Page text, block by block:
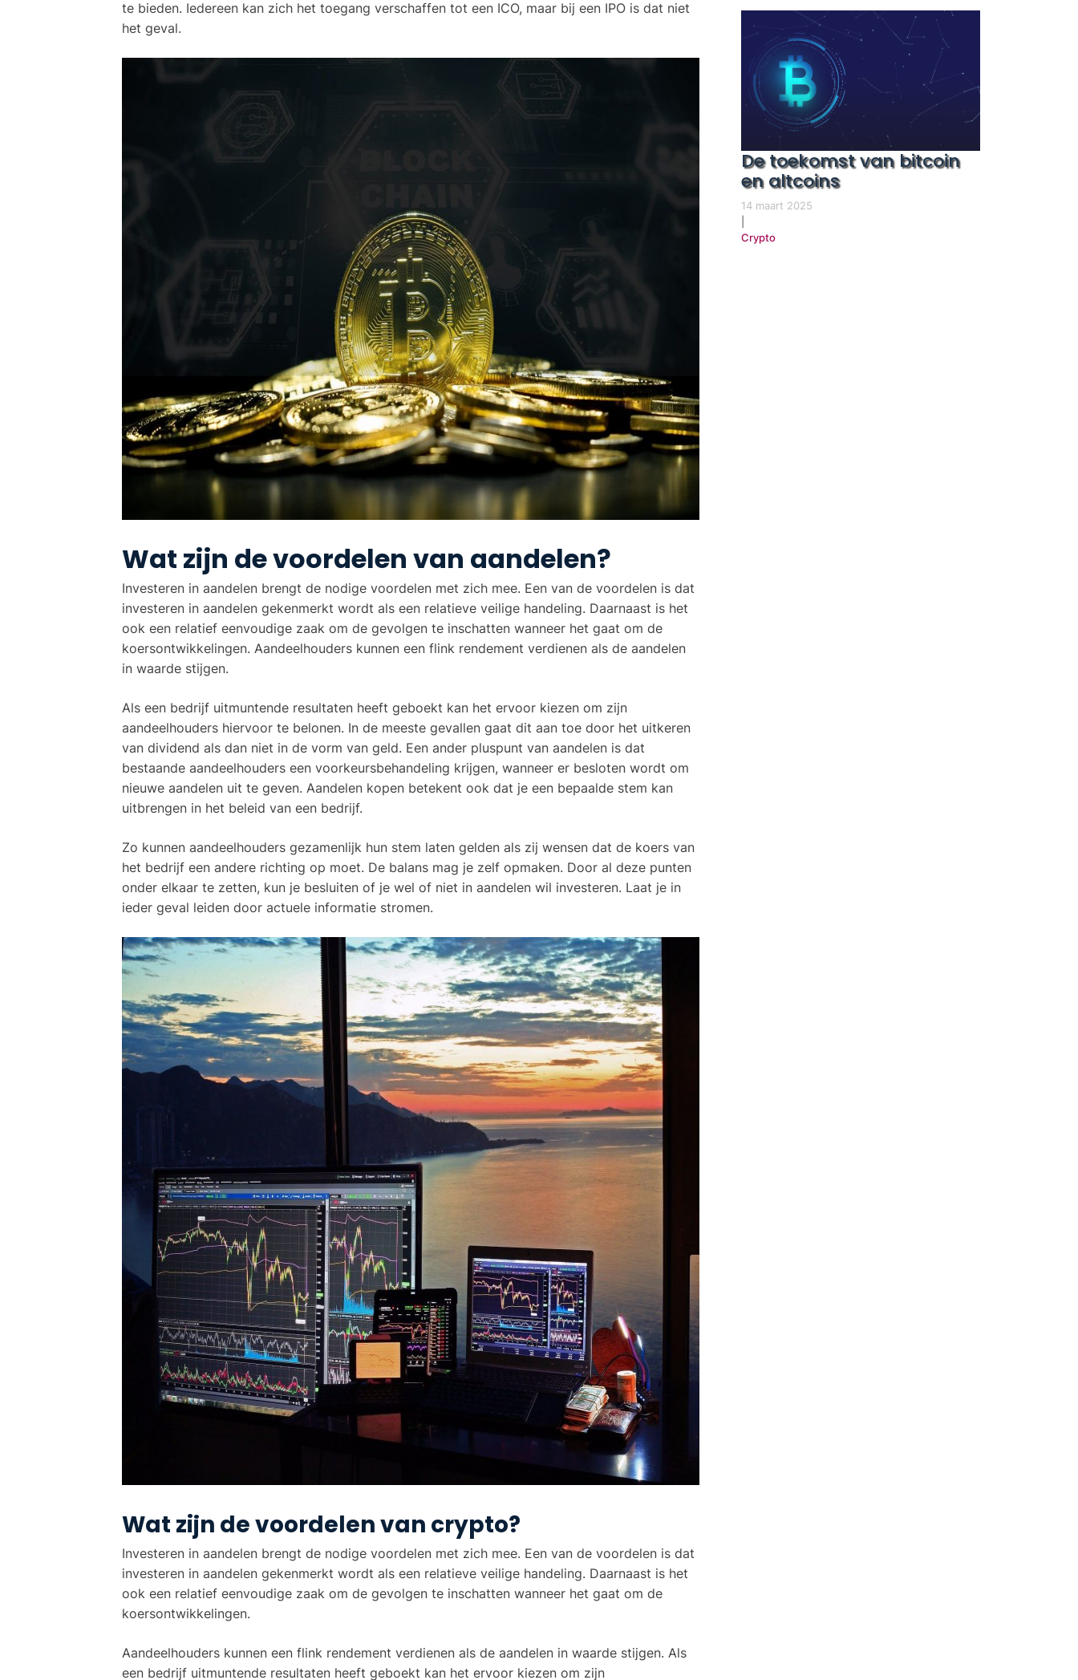
te bieden. Iedereen kan zich het toegang verschaffen tot een ICO, maar bij een IPO is dat niet
het geval.
Wat zijn de voordelen van aandelen?
Investeren in aandelen brengt de nodige voordelen met zich mee. Een van de voordelen is dat
investeren in aandelen gekenmerkt wordt als een relatieve veilige handeling. Daarnaast is het
ook een relatief eenvoudige zaak om de gevolgen te inschatten wanneer het gaat om de
koersontwikkelingen. Aandeelhouders kunnen een flink rendement verdienen als de aandelen
in waarde stijgen.
Als een bedrijf uitmuntende resultaten heeft geboekt kan het ervoor kiezen om zijn
aandeelhouders hiervoor te belonen. In de meeste gevallen gaat dit aan toe door het uitkeren
van dividend als dan niet in de vorm van geld. Een ander pluspunt van aandelen is dat
bestaande aandeelhouders een voorkeursbehandeling krijgen, wanneer er besloten wordt om
nieuwe aandelen uit te geven. Aandelen kopen betekent ook dat je een bepaalde stem kan
uitbrengen in het beleid van een bedrijf.
Zo kunnen aandeelhouders gezamenlijk hun stem laten gelden als zij wensen dat de koers van
het bedrijf een andere richting op moet. De balans mag je zelf opmaken. Door al deze punten
onder elkaar te zetten, kun je besluiten of je wel of niet in aandelen wil investeren. Laat je in
ieder geval leiden door actuele informatie stromen.
Wat zijn de voordelen van crypto?
Investeren in aandelen brengt de nodige voordelen met zich mee. Een van de voordelen is dat
investeren in aandelen gekenmerkt wordt als een relatieve veilige handeling. Daarnaast is het
ook een relatief eenvoudige zaak om de gevolgen te inschatten wanneer het gaat om de
koersontwikkelingen.
Aandeelhouders kunnen een flink rendement verdienen als de aandelen in waarde stijgen. Als
een bedrijf uitmuntende resultaten heeft geboekt kan het ervoor kiezen om zijn
De toekomst van bitcoin
en altcoins
14 maart 2025
Crypto